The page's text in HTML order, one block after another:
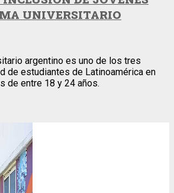
UNIVERSITARIO
argentino es uno de los tres
de estudiantes de Latinoamérica en
de entre 18 y 24 años.